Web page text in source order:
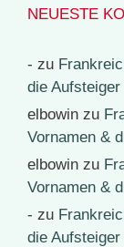
NEUESTE
- zu
die Aufsteiger
elbowin zu
Vornamen &
elbowin zu
Vornamen &
- zu
die Aufsteiger